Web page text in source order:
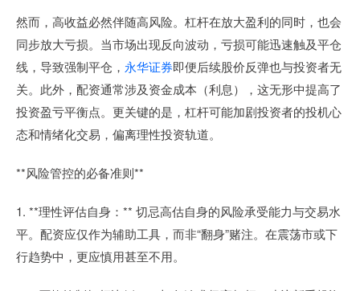
然而，高收益必然伴随高风险。杠杆在放大盈利的同时，也会
同步放大亏损。当市场出现反向波动，亏损可能迅速触及平仓
线，导致强制平仓， 永华证券即便后续股价反弹也与投资者无
关。此外，配资通常涉及资金成本（利息），这无形中提高了
投资盈亏平衡点。更关键的是，杠杆可能加剧投资者的投机心
态和情绪化交易，偏离理性投资轨道。
**风险管控的必备准则**
1. **理性评估自身：** 切忌高估自身的风险承受能力与交易水
平。配资应仅作为辅助工具，而非“翻身”赌注。在震荡市或下
行趋势中，更应慎用甚至不用。